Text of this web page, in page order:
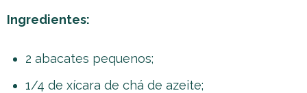
Ingredientes:
2 abacates pequenos;
1/4 de xícara de chá de azeite;